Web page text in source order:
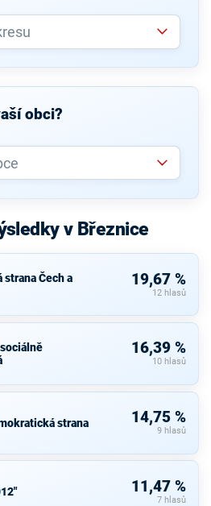
obci?
v Březnice
Čech a
19,67 %
12 hlasů
16,39 %
10 hlasů
strana 14,75 %
9 hlasů
11,47 %
7 hlasů